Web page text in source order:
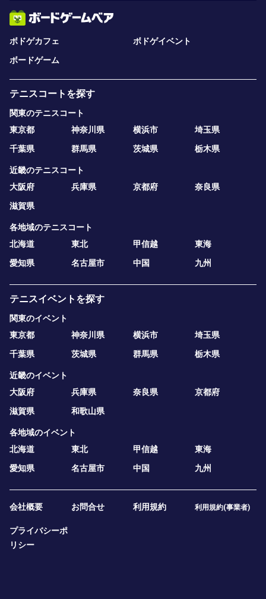
ボドゲカフェ
ボドゲイベント
ボードゲーム
テニスコートを探す
関東のテニスコート
東京都
神奈川県 横浜市
埼玉県
千葉県
群馬県 茨城県 栃木県
近畿のテニスコート
大阪府
兵庫県 京都府
奈良県
滋賀県
各地域のテニスコート
北海道
東北 甲信越
東海
愛知県
名古屋市 中国 九州
テニスイベントを探す
関東のイベント
東京都
神奈川県 横浜市
埼玉県
千葉県
茨城県 群馬県 栃木県
近畿のイベント
大阪府
兵庫県 奈良県
京都府
滋賀県
和歌山県
各地域のイベント
北海道
東北 甲信越
東海
愛知県
名古屋市 中国 九州
会社概要 お問合せ 利用規約 利用規約(事業者)
プライバシーポ
リシー